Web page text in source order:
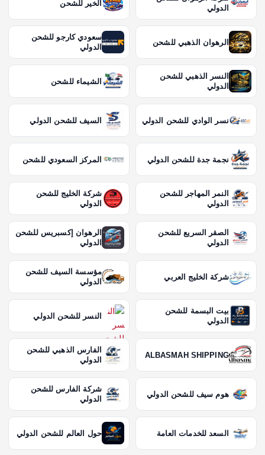
الدولي
الخير للشحن
الرهوان الذهبي للشحن
سعودي كارجو للشحن
الدولي
النسر الذهبي للشحن
الدولي
الشيماء للشحن
نسر الوادي للشحن الدولي السيف للشحن الدولي
نجمة جدة للشحن الدولي المركز السعودي للشحن
النمر المهاجر للشحن
الدولي
شركة الخليج للشحن
الدولي
الصقر السريع للشحن
الدولي
الرهوان إكسبريس للشحن
الدولي
شركة الخليج العربي
مؤسسة السيف للشحن
الدولي
بيت البسمة للشحن
الدولي
النسر للشحن الدولي
ALBASMAH SHIPPING
الفارس الذهبي للشحن
الدولي
هوم سيف للشحن الدولي
شركة الفارس للشحن
الدولي
السعد للخدمات العامة حول العالم للشحن الدولي